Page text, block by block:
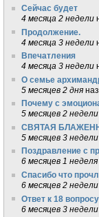
Сейчас будет
4 месяца 2 недели
Продолжение.
4 месяца 3 недели
Впечатления
4 месяца 3 недели
О семье
5 месяцев 2 дня
Почему с
5 месяцев 2 недели
СВЯТАЯ
5 месяцев 3 недели
Поздравление с
6 месяцев 1 неделя
Спасибо что
6 месяцев 2 недели
Ответ к 18 вопросу
6 месяцев 3 недели